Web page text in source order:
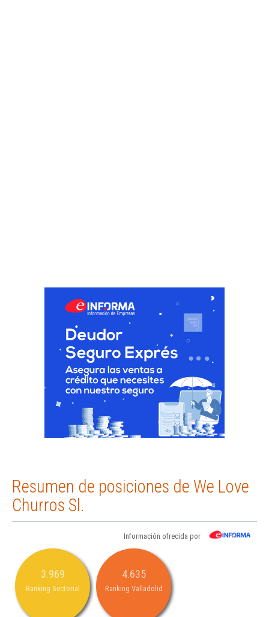
Resumen de posiciones de We Love
Churros Sl.
Información ofrecida por
3.969
Ranking Sectorial
4.635
Ranking Valladolid